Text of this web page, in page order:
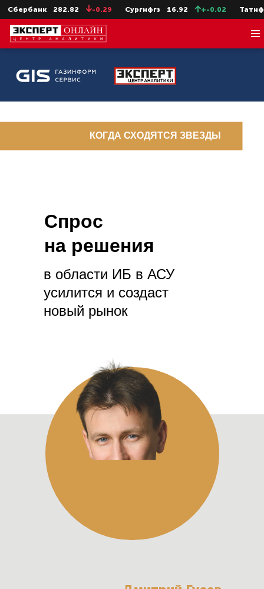
282.82 -0.29 Сургнфгз 16.92 +-0.02 Татнфт 3ао
Спрос
на решения
в области ИБ в АСУ
усилится и создаст
новый рынок
КОГДА СХОДЯТСЯ ЗВЕЗДЫ